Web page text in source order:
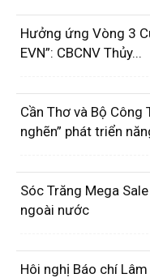
Hưởng ứng Vòng 3
EVN”: CBCNV Thủy...
Cần Thơ và Bộ
nghẽn” phát triển
Sóc Trăng Mega
ngoài nước
Hôi nghị Báo chí